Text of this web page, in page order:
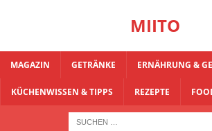
MIITO
MAGAZIN GETRÄNKE ERNÄHRUNG &
KÜCHENWISSEN & TIPPS REZEPTE